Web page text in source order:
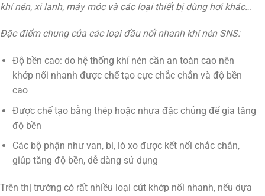
khí nén, xi lanh, máy móc và các loại thiết bị dùng hơi khác…
Đặc điểm chung của các loại đầu nối nhanh khí nén SNS:
Độ bền cao: do hệ thống khí nén cần an toàn cao nên
khớp nối nhanh được chế tạo cực chắc chắn và độ bền
cao
Được chế tạo bằng thép hoặc nhựa đặc chủng để gia tăng
độ bền
Các bộ phận như van, bi, lò xo được kết nối chắc chắn,
giúp tăng độ bền, dễ dàng sử dụng
Trên thị trường có rất nhiều loại cút khớp nối nhanh, nếu dựa